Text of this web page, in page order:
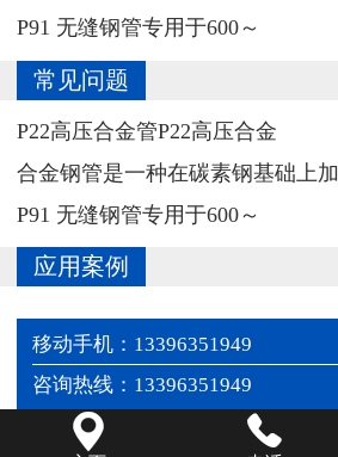
P91 无缝钢管专用于‌600～
常见问题
‌P22高压合金管P22高压合金
合金钢管‌是一种在碳素钢基础上加
P91 无缝钢管专用于‌600～
应用案例
移动手机：13396351949
咨询热线：13396351949
 